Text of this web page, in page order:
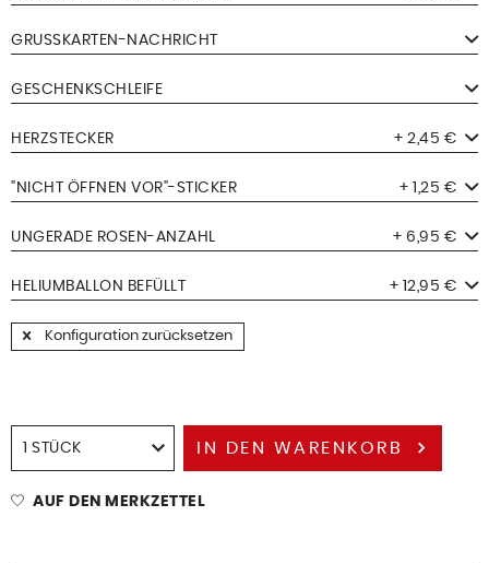
GRUSSKARTEN-NACHRICHT
GESCHENKSCHLEIFE
HERZSTECKER + 2,45 €
"NICHT ÖFFNEN VOR"-STICKER + 1,25 €
UNGERADE ROSEN-ANZAHL + 6,95 €
HELIUMBALLON BEFÜLLT + 12,95 €
Konfiguration zurücksetzen
IN DEN WARENKORB
AUF DEN MERKZETTEL